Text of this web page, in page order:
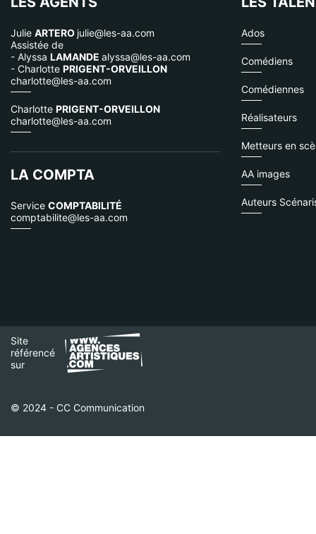
Julie ARTERO julie@les-aa.com
Assistée de
- Alyssa LAMANDE alyssa@les-aa.com
- Charlotte PRIGENT-ORVEILLON
charlotte@les-aa.com
Charlotte PRIGENT-ORVEILLON
charlotte@les-aa.com
LA COMPTA
Service COMPTABILITÉ
comptabilite@les-aa.com
Ados
Comédiens
Comédiennes
Réalisateurs
Metteurs en
AA images
Auteurs
Site
référencé
sur
© 2024 - CC Communication